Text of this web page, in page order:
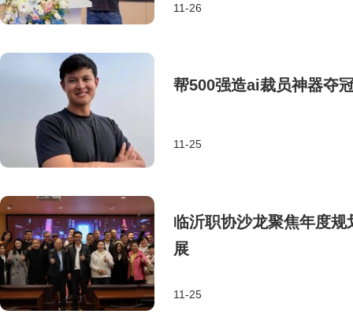
11-26
帮500强造ai裁员神器夺
11-25
临沂职协沙龙聚焦年度
展
11-25